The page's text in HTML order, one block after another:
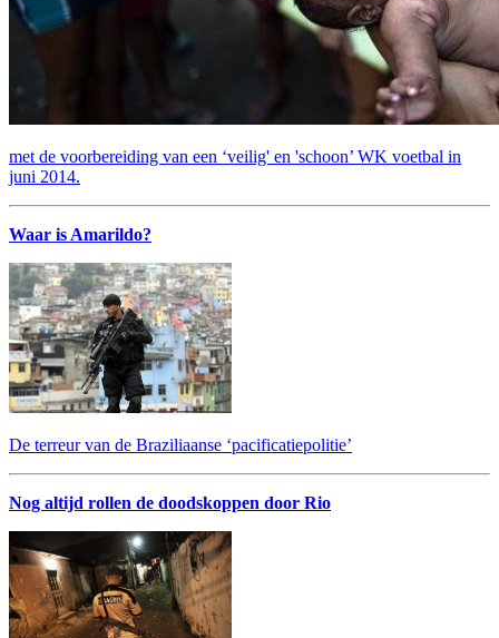
met de voorbereiding van een ‘veilig' en 'schoon’ WK voetbal in
juni 2014.
Waar is Amarildo?
De terreur van de Braziliaanse ‘pacificatiepolitie’
Nog altijd rollen de doodskoppen door Rio